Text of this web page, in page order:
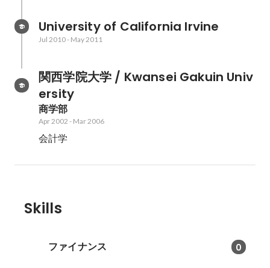
University of California Irvine
Jul 2010- May 2011
関西学院大学 / Kwansei Gakuin Univ
ersity
商学部
Apr 2002 - Mar 2006
会計学
Skills
ファイナンス 0